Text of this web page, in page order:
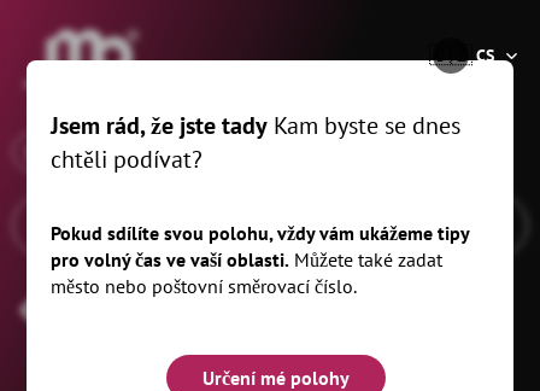
®
🇨🇿CS
Když
Jsem rád, že jste tady Kam byste se dnes
chtěli podívat?
Pokud sdílíte svou polohu, vždy vám ukážeme tipy
pro volný čas ve vaší oblasti. Můžete také zadat
město nebo poštovní směrovací číslo.
Určení mé polohy